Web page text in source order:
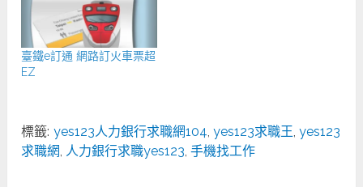
臺鐵e訂通 網路訂火車票超
EZ
標籤: yes123人力銀行求職網104 ,yes123求職王 ,yes123
求職網 人力銀行求職yes123 ,手機找工作